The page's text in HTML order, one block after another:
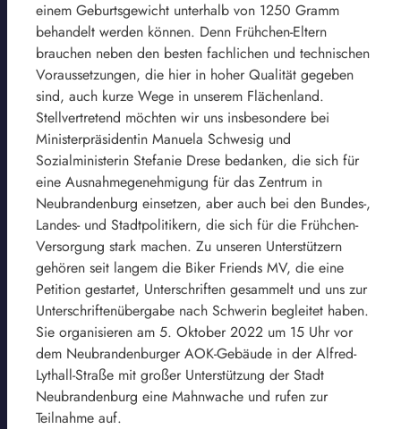
einem Geburtsgewicht unterhalb von 1250 Gramm
behandelt werden können. Denn Frühchen-Eltern
brauchen neben den besten fachlichen und technischen
Voraussetzungen, die hier in hoher Qualität gegeben
sind, auch kurze Wege in unserem Flächenland.
Stellvertretend möchten wir uns insbesondere bei
Ministerpräsidentin Manuela Schwesig und
Sozialministerin Stefanie Drese bedanken, die sich für
eine Ausnahmegenehmigung für das Zentrum in
Neubrandenburg einsetzen, aber auch bei den Bundes-,
Landes- und Stadtpolitikern, die sich für die Frühchen-
Versorgung stark machen. Zu unseren Unterstützern
gehören seit langem die Biker Friends MV, die eine
Petition gestartet, Unterschriften gesammelt und uns zur
Unterschriftenübergabe nach Schwerin begleitet haben.
Sie organisieren am 5. Oktober 2022 um 15 Uhr vor
dem Neubrandenburger AOK-Gebäude in der Alfred-
Lythall-Straße mit großer Unterstützung der Stadt
Neubrandenburg eine Mahnwache und rufen zur
Teilnahme auf.